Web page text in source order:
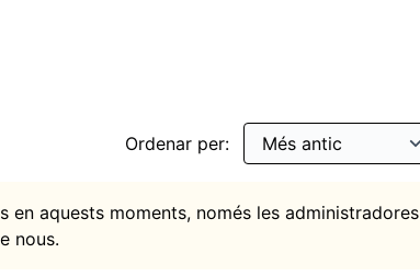
Ordenar per:
en aquests moments, només les administradores
nous.